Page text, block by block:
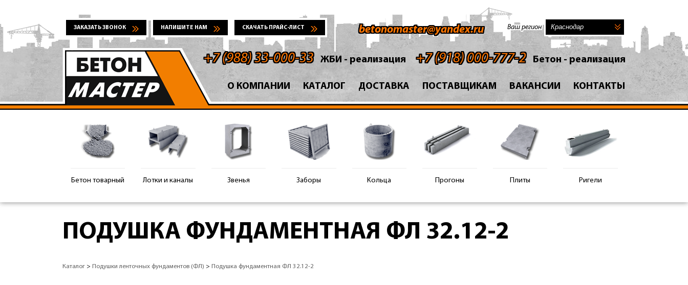
ЗАКАЗАТЬ ЗВОНОК НАПИШИТЕ НАМ СКАЧАТЬ ПРАЙС-ЛИСТ betonomaster@yandex.ru Ваш регион
+7 (988) 33-000-33 ЖБИ - реализация +7 (918) 000-777-2 Бетон - реализация
О КОМПАНИИ КАТАЛОГ ДОСТАВКА ПОСТАВЩИКАМ ВАКАНСИИ КОНТАКТЫ
Бетон товарный Лотки и каналы Звенья Заборы Кольца Прогоны Плиты Ригели
ПОДУШКА ФУНДАМЕНТНАЯ ФЛ 32.12-2
Каталог > Подушки ленточных фундаментов (ФЛ) > Подушка фундаментная ФЛ 32.12-2